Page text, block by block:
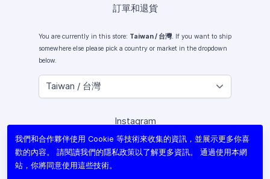
訂單和退貨
You are currently in this store: Taiwan / 台灣. If you want to ship
somewhere else please pick a country or market in the dropdown
below.
Instagram
Facebook
X (Twitter)
我們和合作夥伴使用 Cookie 等技術來收集的資訊，並展示更多你喜
歡的內容。 請閱讀我們的隱私政策以了解更多資訊。 通過使用本網
站，你將同意使用這些技術。